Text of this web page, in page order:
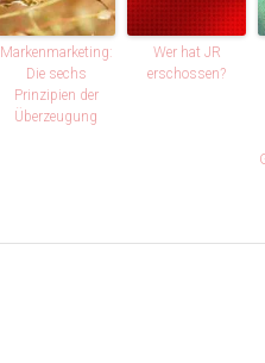
Markenmarketing:
Die sechs
Prinzipien der
Überzeugung
Wer hat JR
erschossen?